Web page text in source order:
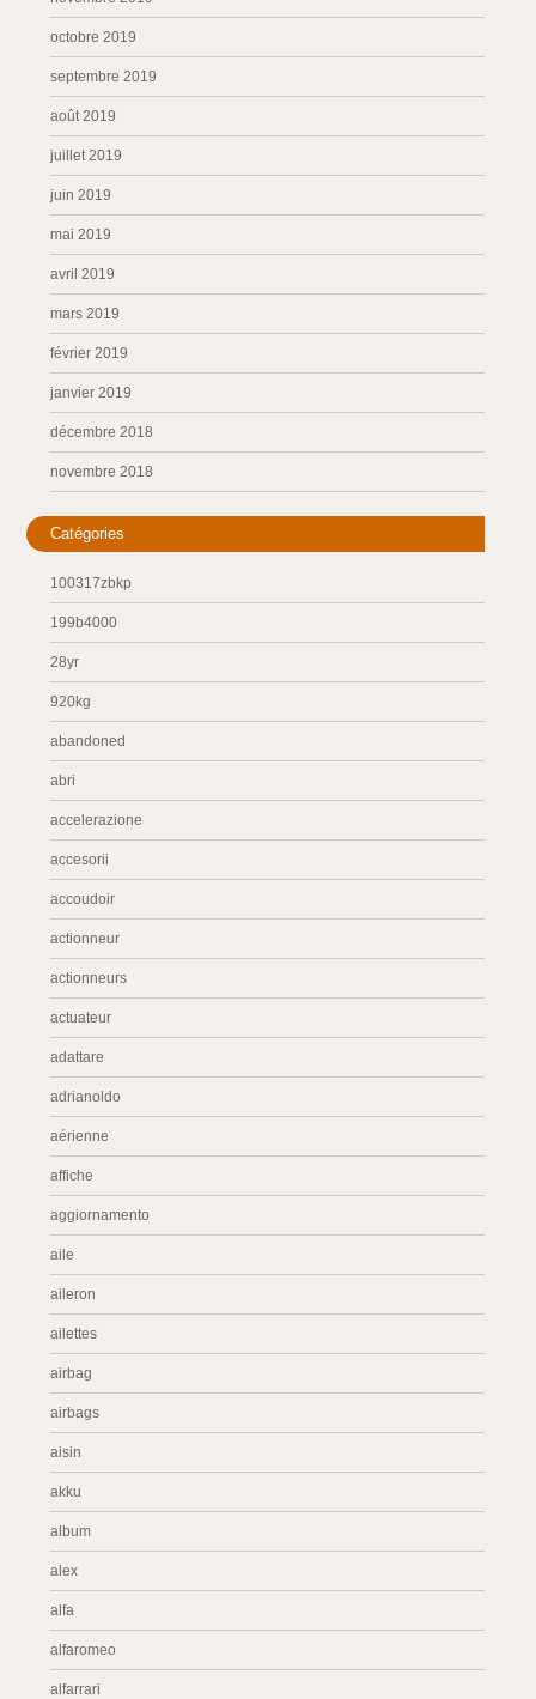
octobre 2019
septembre 2019
août 2019
juillet 2019
juin 2019
mai 2019
avril 2019
mars 2019
février 2019
janvier 2019
décembre 2018
novembre 2018
Catégories
100317zbkp
199b4000
28yr
920kg
abandoned
abri
accelerazione
accesorii
accoudoir
actionneur
actionneurs
actuateur
adattare
adrianoldo
aérienne
affiche
aggiornamento
aile
aileron
ailettes
airbag
airbags
aisin
akku
album
alex
alfa
alfaromeo
alfarrari